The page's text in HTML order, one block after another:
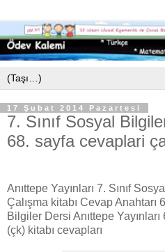
17 Şubat 2014 Pazartesi
7. Sınıf Sosyal
68. sayfa cevaplari
Anıttepe Yayınları 7. Sınıf
Çalışma kitabı Cevap Anahtarı
Bilgiler Dersi Anıttepe
(çk) kitabı cevapları